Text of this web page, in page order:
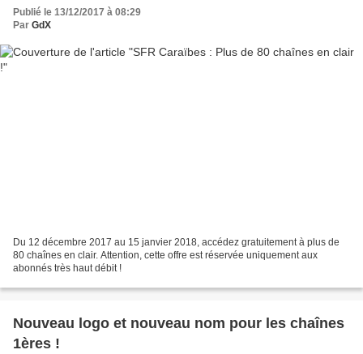
Publié le 13/12/2017 à 08:29
Par GdX
Du 12 décembre 2017 au 15 janvier 2018, accédez gratuitement à plus de
80 chaînes en clair. Attention, cette offre est réservée uniquement aux
abonnés très haut débit !
Nouveau logo et nouveau nom pour les chaînes
1ères !